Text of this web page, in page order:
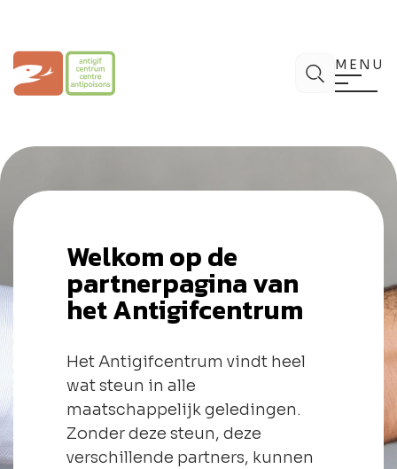
inhoud
Antigifcentrum ZoekMENU
Welkom op de
partnerpagina van
het Antigifcentrum
Het Antigifcentrum vindt heel
wat steun in alle
maatschappelijk geledingen.
Zonder deze steun, deze
verschillende partners, kunnen